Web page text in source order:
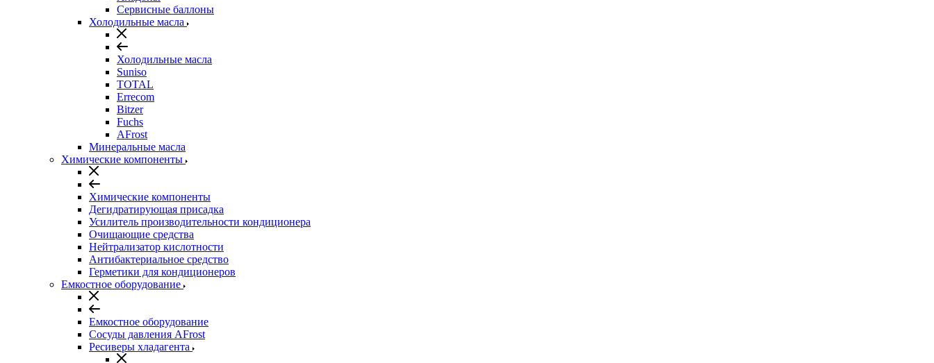
Сервисные баллоны
Холодильные масла
Холодильные масла
Suniso
TOTAL
Errecom
Bitzer
Fuchs
AFrost
Минеральные масла
Химические компоненты
Химические компоненты
Дегидратирующая присадка
Усилитель производительности кондиционера
Очищающие средства
Нейтрализатор кислотности
Антибактериальное средство
Герметики для кондиционеров
Емкостное оборудование
Емкостное оборудование
Сосуды давления AFrost
Ресиверы хладагента